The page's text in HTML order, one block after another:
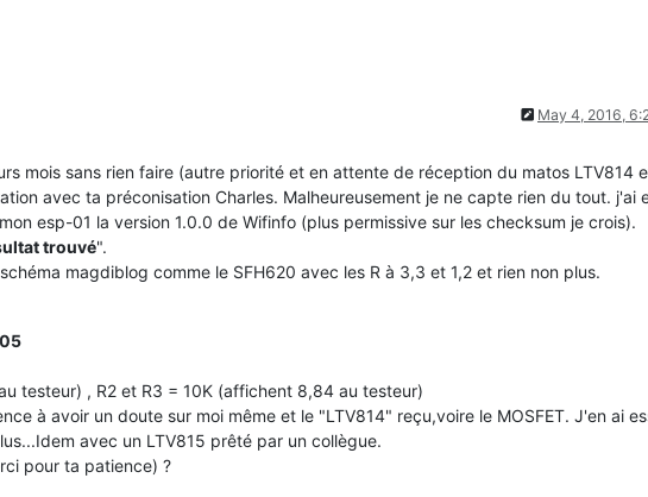
May 4, 2016,
mois sans rien faire (autre priorité et en attente de réception du matos LTV814
avec ta préconisation Charles. Malheureusement je ne capte rien du tout. j'ai
esp-01 la version 1.0.0 de Wifinfo (plus permissive sur les checksum je crois).
trouvé".
magdiblog comme le SFH620 avec les R à 3,3 et 1,2 et rien non plus.
testeur) , R2 et R3 = 10K (affichent 8,84 au testeur)
à avoir un doute sur moi même et le "LTV814" reçu,voire le MOSFET. J'en ai
avec un LTV815 prêté par un collègue.
pour ta patience) ?